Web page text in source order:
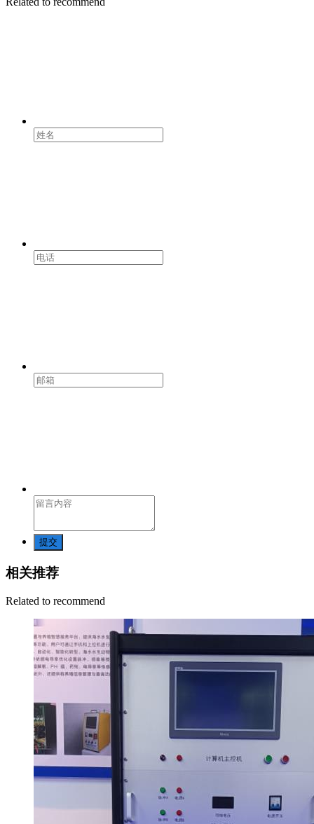
提交
相关推荐
Related to recommend